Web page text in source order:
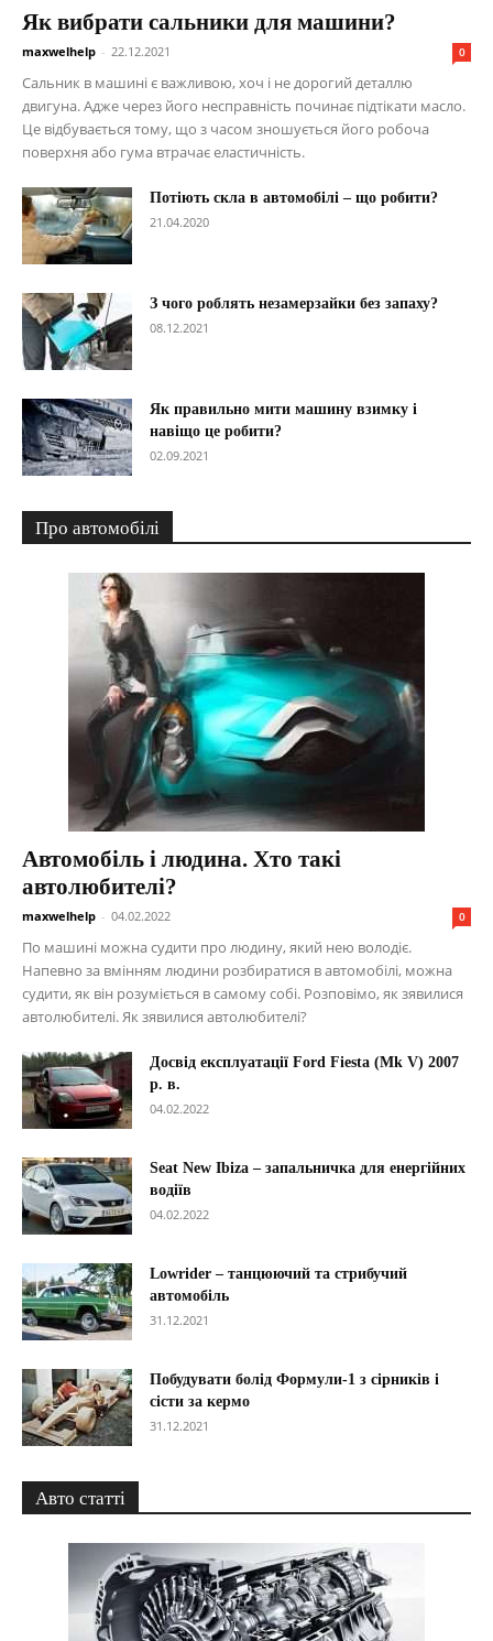
Як вибрати сальники для машини?
maxwelhelp - 22.12.2021 0
Сальник в машині є важливою, хоч і не дорогий деталлю
двигуна. Адже через його несправність починає підтікати масло.
Це відбувається тому, що з часом зношується його робоча
поверхня або гума втрачає еластичність.
Потіють скла в автомобілі – що робити?
21.04.2020
З чого роблять незамерзайки без запаху?
08.12.2021
Як правильно мити машину взимку і
навіщо це робити?
02.09.2021
Про автомобілі
Автомобіль і людина. Хто такі
автолюбителі?
maxwelhelp - 04.02.2022 0
По машині можна судити про людину, який нею володіє.
Напевно за вмінням людини розбиратися в автомобілі, можна
судити, як він розуміється в самому собі. Розповімо, як зявилися
автолюбителі. Як зявилися автолюбителі?
Досвід експлуатації Ford Fiesta (Mk V) 2007
р. в.
04.02.2022
Seat New Ibiza – запальничка для енергійних
водіїв
04.02.2022
Lowrider – танцюючий та стрибучий
автомобіль
31.12.2021
Побудувати болід Формули-1 з сірників і
сісти за кермо
31.12.2021
Авто статті